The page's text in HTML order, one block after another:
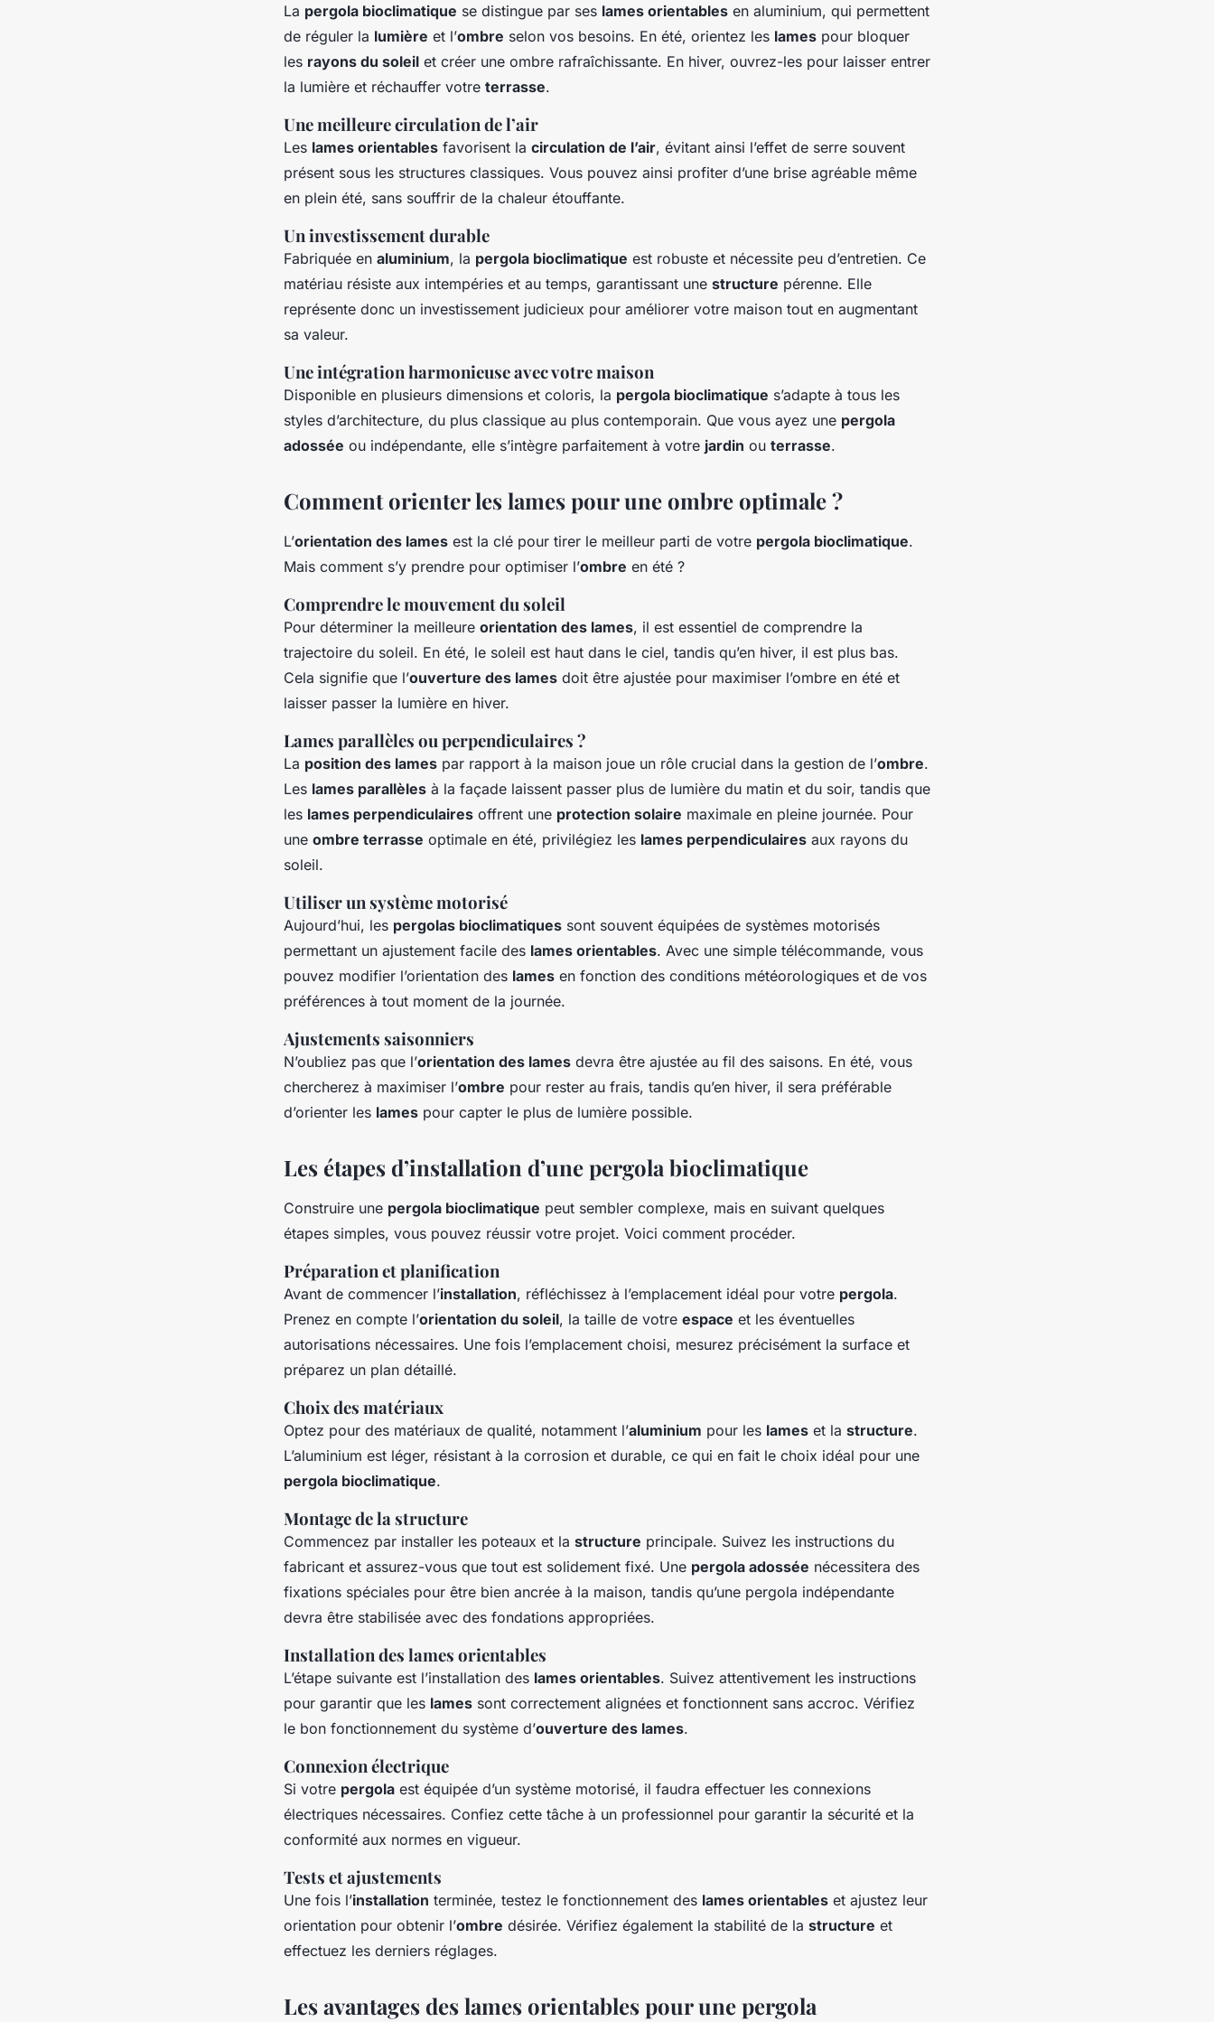
La pergola bioclimatique se distingue par ses lames orientables en aluminium, qui permettent
de réguler la lumière et l’ombre selon vos besoins. En été, orientez les lames pour bloquer
les rayons du soleil et créer une ombre rafraîchissante. En hiver, ouvrez-les pour laisser entrer
la lumière et réchauffer votre terrasse.
Une meilleure circulation de l’air
Les lames orientables favorisent la circulation de l’air, évitant ainsi l’effet de serre souvent
présent sous les structures classiques. Vous pouvez ainsi profiter d’une brise agréable même
en plein été, sans souffrir de la chaleur étouffante.
Un investissement durable
Fabriquée en aluminium, la pergola bioclimatique est robuste et nécessite peu d’entretien. Ce
matériau résiste aux intempéries et au temps, garantissant une structure pérenne. Elle
représente donc un investissement judicieux pour améliorer votre maison tout en augmentant
sa valeur.
Une intégration harmonieuse avec votre maison
Disponible en plusieurs dimensions et coloris, la pergola bioclimatique s’adapte à tous les
styles d’architecture, du plus classique au plus contemporain. Que vous ayez une pergola
adossée ou indépendante, elle s’intègre parfaitement à votre jardin ou terrasse.
Comment orienter les lames pour une ombre optimale ?
L’orientation des lames est la clé pour tirer le meilleur parti de votre pergola bioclimatique.
Mais comment s’y prendre pour optimiser l’ombre en été ?
Comprendre le mouvement du soleil
Pour déterminer la meilleure orientation des lames, il est essentiel de comprendre la
trajectoire du soleil. En été, le soleil est haut dans le ciel, tandis qu’en hiver, il est plus bas.
Cela signifie que l’ouverture des lames doit être ajustée pour maximiser l’ombre en été et
laisser passer la lumière en hiver.
Lames parallèles ou perpendiculaires ?
La position des lames par rapport à la maison joue un rôle crucial dans la gestion de l’ombre.
Les lames parallèles à la façade laissent passer plus de lumière du matin et du soir, tandis que
les lames perpendiculaires offrent une protection solaire maximale en pleine journée. Pour
une ombre terrasse optimale en été, privilégiez les lames perpendiculaires aux rayons du
soleil.
Utiliser un système motorisé
Aujourd’hui, les pergolas bioclimatiques sont souvent équipées de systèmes motorisés
permettant un ajustement facile des lames orientables. Avec une simple télécommande, vous
pouvez modifier l’orientation des lames en fonction des conditions météorologiques et de vos
préférences à tout moment de la journée.
Ajustements saisonniers
N’oubliez pas que l’orientation des lames devra être ajustée au fil des saisons. En été, vous
chercherez à maximiser l’ombre pour rester au frais, tandis qu’en hiver, il sera préférable
d’orienter les lames pour capter le plus de lumière possible.
Les étapes d’installation d’une pergola bioclimatique
Construire une pergola bioclimatique peut sembler complexe, mais en suivant quelques
étapes simples, vous pouvez réussir votre projet. Voici comment procéder.
Préparation et planification
Avant de commencer l’installation, réfléchissez à l’emplacement idéal pour votre pergola.
Prenez en compte l’orientation du soleil, la taille de votre espace et les éventuelles
autorisations nécessaires. Une fois l’emplacement choisi, mesurez précisément la surface et
préparez un plan détaillé.
Choix des matériaux
Optez pour des matériaux de qualité, notamment l’aluminium pour les lames et la structure.
L’aluminium est léger, résistant à la corrosion et durable, ce qui en fait le choix idéal pour une
pergola bioclimatique.
Montage de la structure
Commencez par installer les poteaux et la structure principale. Suivez les instructions du
fabricant et assurez-vous que tout est solidement fixé. Une pergola adossée nécessitera des
fixations spéciales pour être bien ancrée à la maison, tandis qu’une pergola indépendante
devra être stabilisée avec des fondations appropriées.
Installation des lames orientables
L’étape suivante est l’installation des lames orientables. Suivez attentivement les instructions
pour garantir que les lames sont correctement alignées et fonctionnent sans accroc. Vérifiez
le bon fonctionnement du système d’ouverture des lames.
Connexion électrique
Si votre pergola est équipée d’un système motorisé, il faudra effectuer les connexions
électriques nécessaires. Confiez cette tâche à un professionnel pour garantir la sécurité et la
conformité aux normes en vigueur.
Tests et ajustements
Une fois l’installation terminée, testez le fonctionnement des lames orientables et ajustez leur
orientation pour obtenir l’ombre désirée. Vérifiez également la stabilité de la structure et
effectuez les derniers réglages.
Les avantages des lames orientables pour une pergola